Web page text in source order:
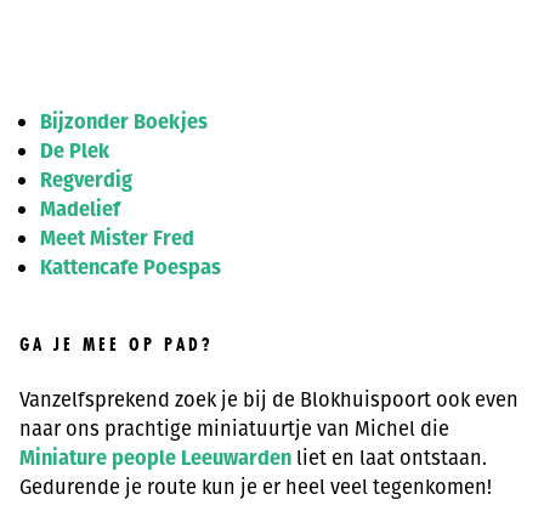
Bijzonder Boekjes
De Plek
Regverdig
Madelief
Meet Mister Fred
Kattencafe Poespas
GA JE MEE OP PAD?
Vanzelfsprekend zoek je bij de Blokhuispoort ook even
naar ons prachtige miniatuurtje van Michel die
Miniature people Leeuwarden liet en laat ontstaan.
Gedurende je route kun je er heel veel tegenkomen!